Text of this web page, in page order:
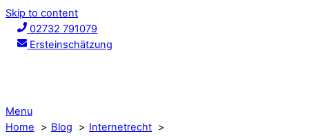
Skip to content
02732 791079
Ersteinschätzung
Menu
Home
Blog
Internetrecht